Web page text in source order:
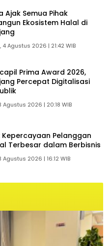
Ajak Semua Pihak
Ekosistem Halal di
4 Agustus 2026 | 21:42 WIB
Prima Award 2026,
Percepat Digitalisasi
Agustus 2026 | 20:18 WIB
Kepercayaan Pelanggan
Terbesar dalam Berbisnis
Agustus 2026 | 16:12 WIB